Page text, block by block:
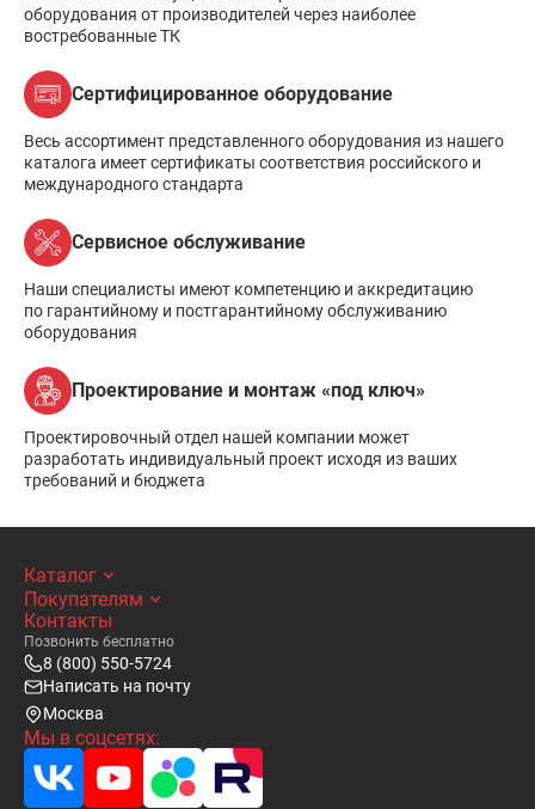
оборудования от производителей через наиболее
востребованные ТК
Сертифицированное оборудование
Весь ассортимент представленного оборудования из нашего
каталога имеет сертификаты соответствия российского и
международного стандарта
Сервисное обслуживание
Наши специалисты имеют компетенцию и аккредитацию
по гарантийному и постгарантийному обслуживанию
оборудования
Проектирование и монтаж «под ключ»
Проектировочный отдел нашей компании может
разработать индивидуальный проект исходя из ваших
требований и бюджета
Каталог
Покупателям
Контакты
Позвонить бесплатно
8 (800) 550-5724
Написать на почту
Москва
Мы в соцсетях: